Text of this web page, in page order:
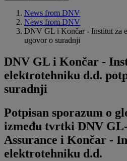
News from DNV
News from DNV
DNV GL i Končar - Institut za
ugovor o suradnji
DNV GL i Končar -
elektrotehniku d.d.
suradnji
Potpisan sporazum o
između tvrtki DNV GL-
Assurance i Končar -
elektrotehniku d.d.